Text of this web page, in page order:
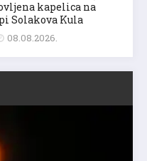
kapelica na
Solakova Kula
08.08.2026.